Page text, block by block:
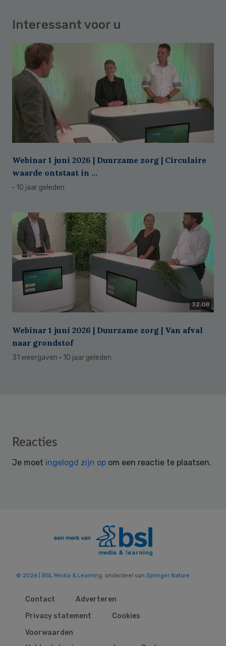
Interessant voor u
Webinar 1 juni 2026 | Duurzame zorg | Circulaire
waarde ontstaat in ...
· 10 jaar geleden
32:08
Webinar 1 juni 2026 | Duurzame zorg | Van afval
naar grondstof
31 weergaven · 10 jaar geleden
Reader
Reacties
Je moet ingelogd zijn op om een reactie te plaatsen.
© 2026 | BSL Media & Learning, onderdeel van Springer Nature
Contact
Adverteren
Privacy statement
Cookies
Voorwaarden